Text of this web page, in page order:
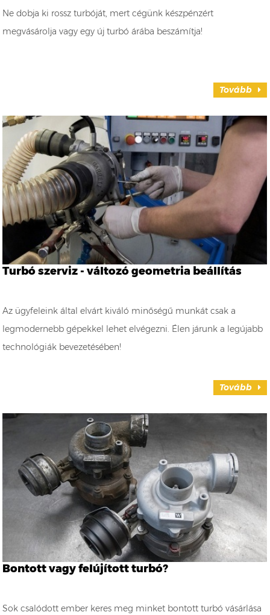
Ne dobja ki rossz turbóját, mert cégünk készpénzért
megvásárolja vagy egy új turbó árába beszámítja!
Tovább
Turbó szerviz - változó geometria beállítás
Az ügyfeleink által elvárt kiváló minőségű munkát csak a
legmodernebb gépekkel lehet elvégezni. Élen járunk a legújabb
technológiák bevezetésében!
Tovább
Bontott vagy felújított turbó?
Sok csalódott ember keres meg minket bontott turbó vásárlása